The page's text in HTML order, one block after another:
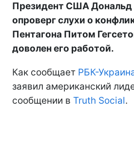
Президент США Дональд
опроверг слухи о
Пентагона Питом
доволен его работой.
Как сообщает РБК-
заявил американский
сообщении в Truth Social.